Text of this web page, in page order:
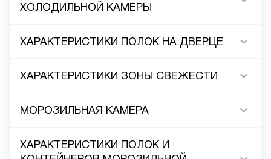
ХОЛОДИЛЬНОЙ КАМЕРЫ
ХАРАКТЕРИСТИКИ ПОЛОК НА ДВЕРЦЕ
ХАРАКТЕРИСТИКИ ЗОНЫ СВЕЖЕСТИ
МОРОЗИЛЬНАЯ КАМЕРА
ХАРАКТЕРИСТИКИ ПОЛОК И